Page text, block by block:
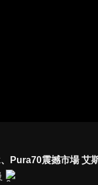
Pura70震撼市場 艾